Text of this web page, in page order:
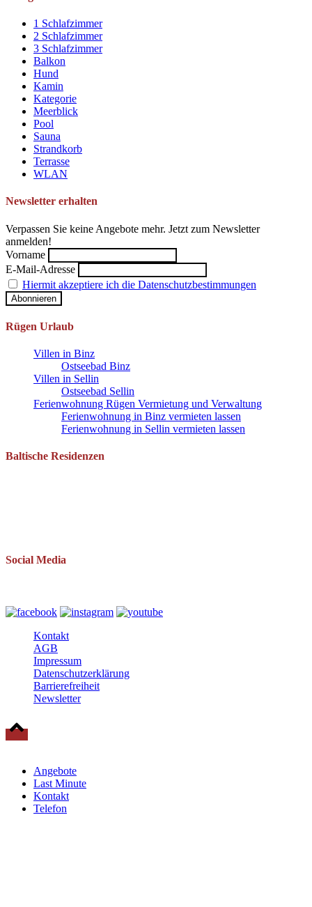
1 Schlafzimmer
2 Schlafzimmer
3 Schlafzimmer
Balkon
Hund
Kamin
Kategorie
Meerblick
Pool
Sauna
Strandkorb
Terrasse
WLAN
Newsletter erhalten
Verpassen Sie keine Angebote mehr. Jetzt zum Newsletter
anmelden!
Vorname
E-Mail-Adresse
Hiermit akzeptiere ich die Datenschutzbestimmungen
Rügen Urlaub
Villen in Binz
Ostseebad Binz
Villen in Sellin
Ostseebad Sellin
Ferienwohnung Rügen Vermietung und Verwaltung
Ferienwohnung in Binz vermieten lassen
Ferienwohnung in Sellin vermieten lassen
Baltische Residenzen
Social Media
Kontakt
AGB
Impressum
Datenschutzerklärung
Barrierefreiheit
Newsletter
Angebote
Last Minute
Kontakt
Telefon